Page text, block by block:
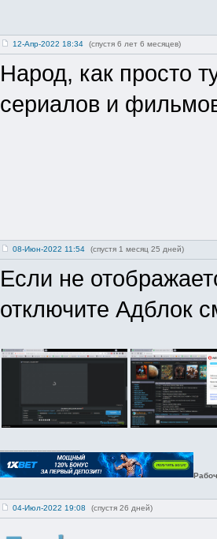
12-Апр-2022 18:34 (спустя 6 лет 6 месяцев)
Народ, как просто
сериалов и
08-Июн-2022 11:54 (спустя 1 месяц 25 дней)
Если не
отключите Адблок
04-Июл-2022 19:08 (спустя 26 дней)